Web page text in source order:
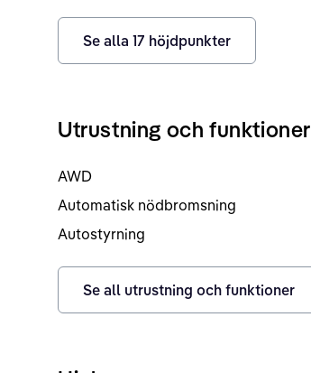
Se alla 17 höjdpunkter
Utrustning och funktioner
AWD
Automatisk nödbromsning
Autostyrning
Se all utrustning och funktioner